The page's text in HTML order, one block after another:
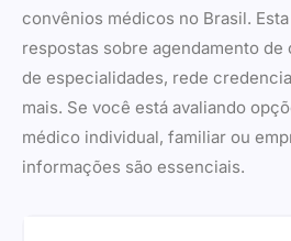
convênios médicos no Brasil.
respostas sobre agendamento
de especialidades, rede
mais. Se você está avaliando
médico individual, familiar ou
informações são essenciais.